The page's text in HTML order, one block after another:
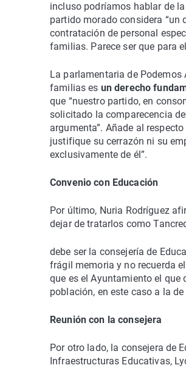
incluso podríamos hablar de la
partido morado considera “un
contratación de personal
familias. Parece ser que para
La parlamentaria de Podemos
familias es un derecho
que “nuestro partido, en
solicitado la comparecencia
argumenta”. Añade al
justifique su cerrazón ni su
exclusivamente de él”.
Convenio con Educación
Por último, Nuria Rodríguez
dejar de tratarlos como
debe ser la consejería de
frágil memoria y no recuerda
que es el Ayuntamiento el
población, en este caso a la
Reunión con la consejera
Por otro lado, la consejera de
Infraestructuras Educativas,